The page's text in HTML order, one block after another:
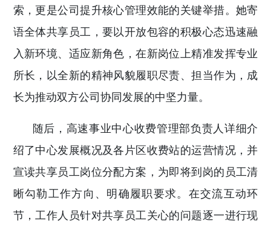
索，更是公司提升核心管理效能的关键举措。她寄
语全体共享员工，要以开放包容的积极心态迅速融
入新环境、适应新角色，在新岗位上精准发挥专业
所长，以全新的精神风貌履职尽责、担当作为，成
长为推动双方公司协同发展的中坚力量。
随后，高速事业中心收费管理部负责人详细介
绍了中心发展概况及各片区收费站的运营情况，并
宣读共享员工岗位分配方案，为即将到岗的员工清
晰勾勒工作方向、明确履职要求。在交流互动环
节，工作人员针对共享员工关心的问题逐一进行现